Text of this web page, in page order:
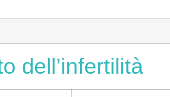
dell’infertilità